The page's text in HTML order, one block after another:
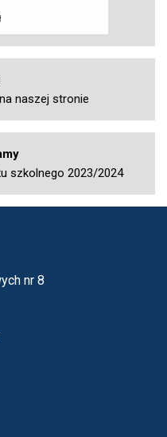
naszej stronie
szkolnego 2023/2024
nr 8